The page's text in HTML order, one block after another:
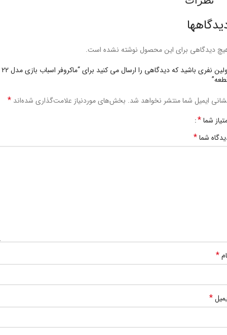
دیدگاهی برای این محصول نوشته نشده است.
اولین نفری باشید که دیدگاهی را ارسال می کنید برای “ماکروفر اسباب بازی مدل 22
ایمیل شما منتشر نخواهد شد. بخش‌های موردنیاز علامت‌گذاری شده‌اند *
شما*
شما*
*
*